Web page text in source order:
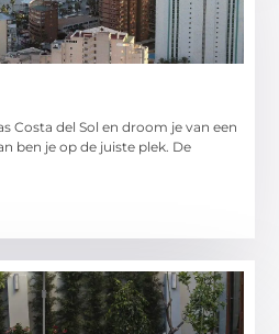
Costa del Sol en droom je van een
ben je op de juiste plek. De